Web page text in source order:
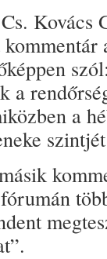
Kovács
a
a
fórumán